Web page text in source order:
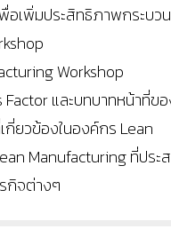
อเพิ่มประสิทธิภาพกระบว
Workshop
Factor และบทบาทหน้าที่ข
กี่ยวข้องในองค์กร Lean
Manufacturing ที่ประ
กิจต่างๆ